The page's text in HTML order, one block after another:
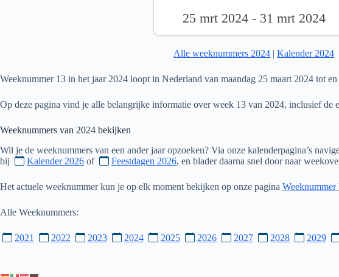
25 mrt 2024 - 31 mrt 2024
Alle weeknummers 2024 |Kalender 2024
Weeknummer 13 in het jaar 2024 loopt in Nederland van maandag 25 maart 2024 tot
Op deze pagina vind je alle belangrijke informatie over week 13 van 2024, inclusief de
Weeknummers van 2024 bekijken
Wil je de weeknummers van een ander jaar opzoeken? Via onze kalenderpagina’s
bij
Kalender 2026 of Feestdagen 2026, en blader daarna snel door naar
Het actuele weeknummer kun je op elk moment bekijken op onze pagina Weeknummer
Alle Weeknummers:
2021 2022 2023 2024 2025 2026 2027 2028 2029